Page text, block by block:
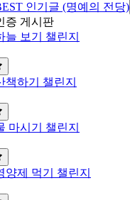
인기글 (명예의 전당)
증 게시판
늘 보기 챌린지
책하기 챌린지
마시기 챌린지
양제 먹기 챌린지